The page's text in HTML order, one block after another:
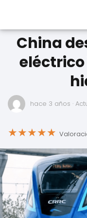
China
hace 3 años ·
★★★★★